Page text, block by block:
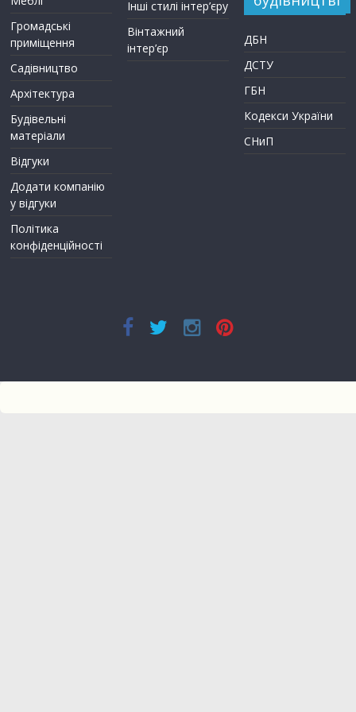
Громадські
приміщення
Садівництво
Архітектура
Будівельні
матеріали
Відгуки
Додати компанію
у відгуки
Політика
конфіденційності
Інші стилі інтер’єру
Вінтажний
інтер’єр
ДБН
ДСТУ
ГБН
Кодекси України
СНиП